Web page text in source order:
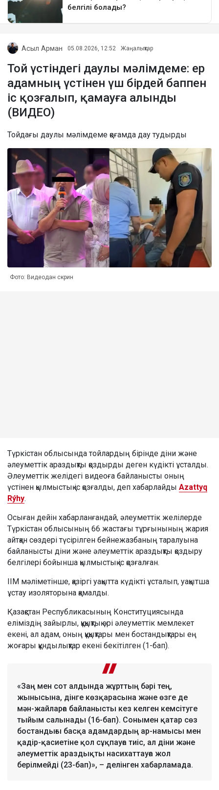
Асыл Арман 05.08.2026, 12:52 Жаңалықтар
Той үстіндегі даулы мәлімдеме: ер
адамның үстінен үш бірдей баппен
іс қозғалып, қамауға алынды
(ВИДЕО)
Тойдағы даулы мәлімдеме қоғамда дау тудырды
Фото: Видеодан скрин
Түркістан облысында тойлардың бірінде діни және
әлеуметтік араздықты қоздырды деген күдікті ұсталды.
Әлеуметтік желідегі видеоға байланысты оның
үстінен қылмыстық іс қозғалды, деп хабарлайды Azattyq
Rýhy.
Осыған дейін хабарланғандай, әлеуметтік желілерде
Түркістан облысының 66 жастағы тұрғынының жария
айтқан сөздері түсірілген бейнежазбаның таралуына
байланысты діни және әлеуметтік араздықты қоздыру
белгілері бойынша қылмыстық іс қозғалған.
ІІМ мәліметінше, қазіргі уақытта күдікті ұсталып, уақытша
ұстау изоляторына қамалды.
Қазақстан Республикасының Конституциясында
еліміздің зайырлы, құқықтық әрі әлеуметтік мемлекет
екені, ал адам, оның құқықтары мен бостандықтары ең
жоғары құндылықтар екені бекітілген (1-бап).
«Заң мен сот алдында жұрттың бәрі тең,
жынысына, дінге көзқарасына және өзге де
мән-жайларға байланысты кез келген кемсітуге
тыйым салынады (16-бап). Сонымен қатар сөз
бостандығы басқа адамдардың ар-намысы мен
қадір-қасиетіне қол сұқпауға тиіс, ал діни және
әлеуметтік араздықты насихаттауға жол
берілмейді (23-бап)», – делінген хабарламада.